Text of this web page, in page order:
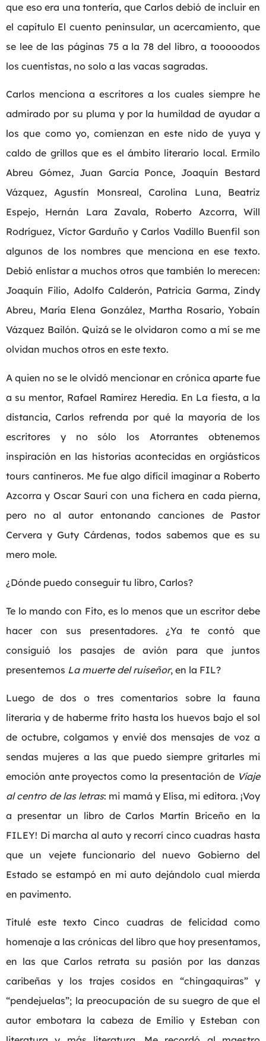
que eso era una tontería, que Carlos debió de incluir en
el capítulo El cuento peninsular, un acercamiento, que
se lee de las páginas 75 a la 78 del libro, a tooooodos
los cuentistas, no solo a las vacas sagradas.
Carlos menciona a escritores a los cuales siempre he
admirado por su pluma y por la humildad de ayudar a
los que como yo, comienzan en este nido de yuya y
caldo de grillos que es el ámbito literario local. Ermilo
Abreu Gómez, Juan García Ponce, Joaquín Bestard
Vázquez, Agustín Monsreal, Carolina Luna, Beatriz
Espejo, Hernán Lara Zavala, Roberto Azcorra, Will
Rodríguez, Víctor Garduño y Carlos Vadillo Buenfil son
algunos de los nombres que menciona en ese texto.
Debió enlistar a muchos otros que también lo merecen:
Joaquín Filio, Adolfo Calderón, Patricia Garma, Zindy
Abreu, María Elena González, Martha Rosario, Yobaín
Vázquez Bailón. Quizá se le olvidaron como a mí se me
olvidan muchos otros en este texto.
A quien no se le olvidó mencionar en crónica aparte fue
a su mentor, Rafael Ramírez Heredia. En La fiesta, a la
distancia, Carlos refrenda por qué la mayoría de los
escritores y no sólo los Atorrantes obtenemos
inspiración en las historias acontecidas en orgiásticos
tours cantineros. Me fue algo difícil imaginar a Roberto
Azcorra y Oscar Sauri con una fichera en cada pierna,
pero no al autor entonando canciones de Pastor
Cervera y Guty Cárdenas, todos sabemos que es su
mero mole.
¿Dónde puedo conseguir tu libro, Carlos?
Te lo mando con Fito, es lo menos que un escritor debe
hacer con sus presentadores. ¿Ya te contó que
consiguió los pasajes de avión para que juntos
presentemos La muerte del ruiseñor, en la FIL?
Luego de dos o tres comentarios sobre la fauna
literaria y de haberme frito hasta los huevos bajo el sol
de octubre, colgamos y envié dos mensajes de voz a
sendas mujeres a las que puedo siempre gritarles mi
emoción ante proyectos como la presentación de Viaje
al centro de las letras: mi mamá y Elisa, mi editora. ¡Voy
a presentar un libro de Carlos Martín Briceño en la
FILEY! Di marcha al auto y recorrí cinco cuadras hasta
que un vejete funcionario del nuevo Gobierno del
Estado se estampó en mi auto dejándolo cual mierda
en pavimento.
Titulé este texto Cinco cuadras de felicidad como
homenaje a las crónicas del libro que hoy presentamos,
en las que Carlos retrata su pasión por las danzas
caribeñas y los trajes cosidos en “chingaquiras” y
“pendejuelas”; la preocupación de su suegro de que el
autor embotara la cabeza de Emilio y Esteban con